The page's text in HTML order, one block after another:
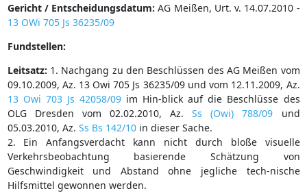
Gericht / Entscheidungsdatum: AG Meißen, Urt. v. 14.07.2010 -
13 OWi 705 Js 36235/09
Fundstellen:
Leitsatz: 1. Nachgang zu den Beschlüssen des AG Meißen vom
09.10.2009, Az. 13 Owi 705 Js 36235/09 und vom 12.11.2009, Az.
13 Owi 703 Js 42058/09im Hin-blick auf die Beschlüsse des
OLG Dresden vom 02.02.2010, Az.Ss (Owi) 788/09 und
05.03.2010, Az. Ss Bs 142/10in dieser Sache.
2. Ein Anfangsverdacht kann nicht durch bloße visuelle
Verkehrsbeobachtung basierende Schätzung von
Geschwindigkeit und Abstand ohne jegliche tech-nische
Hilfsmittel gewonnen werden.